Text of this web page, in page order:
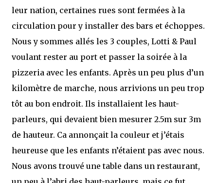
leur nation, certaines rues sont fermées à la
circulation pour y installer des bars et échoppes.
Nous y sommes allés les 3 couples, Lotti & Paul
voulant rester au port et passer la soirée à la
pizzeria avec les enfants. Après un peu plus d’un
kilomètre de marche, nous arrivions un peu trop
tôt au bon endroit. Ils installaient les haut-
parleurs, qui devaient bien mesurer 2.5m sur 3m
de hauteur. Ca annonçait la couleur et j’étais
heureuse que les enfants n’étaient pas avec nous.
Nous avons trouvé une table dans un restaurant,